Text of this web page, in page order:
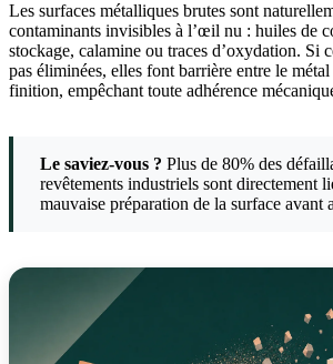
Les surfaces métalliques brutes sont
contaminants invisibles à l’œil nu : huiles de
stockage, calamine ou traces d’oxydation. Si
pas éliminées, elles font barrière entre le
finition, empêchant toute adhérence
Le saviez-vous ? Plus de 80% des
revêtements industriels sont directement
mauvaise préparation de la surface avant